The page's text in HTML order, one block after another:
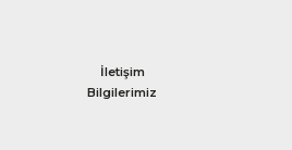
İletişim
Bilgilerimiz